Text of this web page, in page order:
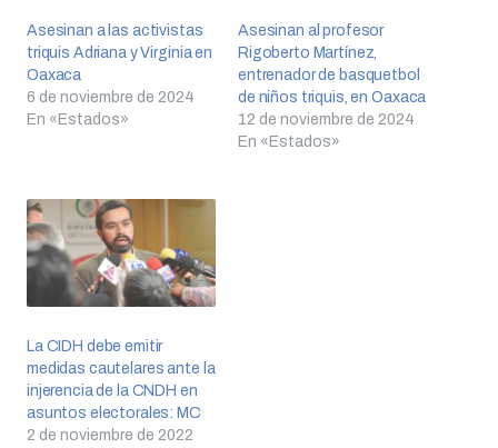
Asesinan a las activistas
triquis Adriana y Virginia en
Oaxaca
6 de noviembre de 2024
En «Estados»
Asesinan al profesor
Rigoberto Martínez,
entrenador de basquetbol
de niños triquis, en Oaxaca
12 de noviembre de 2024
En «Estados»
La CIDH debe emitir
medidas cautelares ante la
injerencia de la CNDH en
asuntos electorales: MC
2 de noviembre de 2022